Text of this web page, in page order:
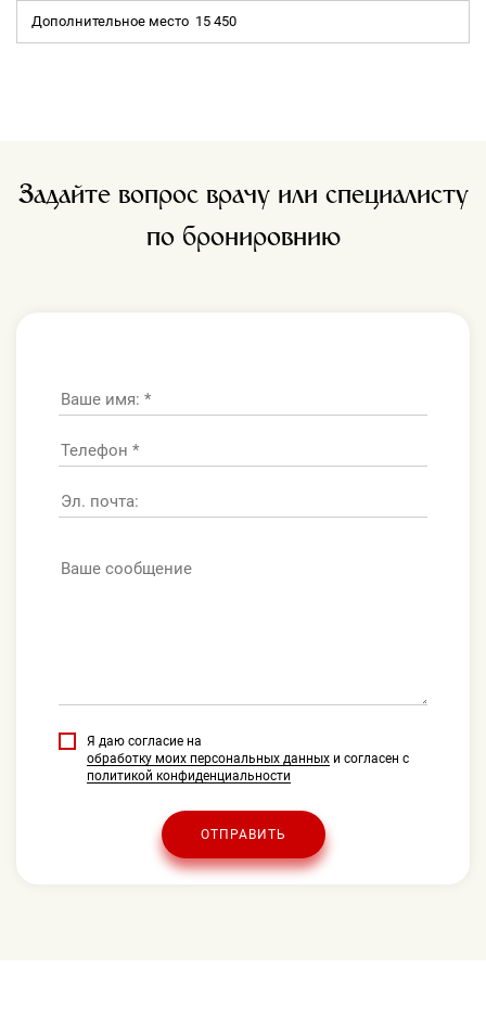
Дополнительное место 15 450
Задайте вопрос врачу или специалисту
по бронировнию
Я даю согласие на
обработку моих персональных данных и согласен с
политикой конфиденциальности
ОТПРАВИТЬ